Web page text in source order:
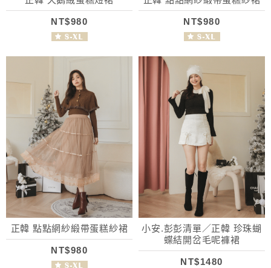
NT$980 NT$980
正韓 點點網紗緞帶蛋糕紗裙
NT$980
小安.彭彭清單／正韓 珍珠蝴
蝶結開岔毛呢褲裙
NT$1480